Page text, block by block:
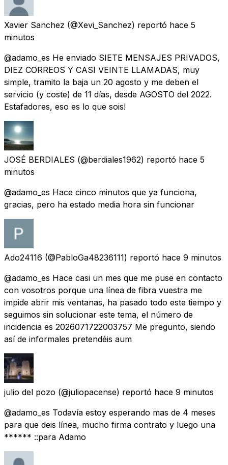
Xavier Sanchez (@Xevi_Sanchez) reportó hace 5
minutos
@adamo_es He enviado SIETE MENSAJES PRIVADOS,
DIEZ CORREOS Y CASI VEINTE LLAMADAS, muy
simple, tramito la baja un 20 agosto y me deben el
servicio (y coste) de 11 días, desde AGOSTO del 2022.
Estafadores, eso es lo que sois!
JOSÉ BERDIALES (@berdiales1962) reportó hace 5
minutos
@adamo_es Hace cinco minutos que ya funciona,
gracias, pero ha estado media hora sin funcionar
Ado24116 (@PabloGa48236111) reportó hace 9 minutos
@adamo_es Hace casi un mes que me puse en contacto
con vosotros porque una línea de fibra vuestra me
impide abrir mis ventanas, ha pasado todo este tiempo y
seguimos sin solucionar este tema, el número de
incidencia es 2026071722003757 Me pregunto, siendo
así de informales pretendéis aum
julio del pozo (@juliopacense) reportó hace 9 minutos
@adamo_es Todavía estoy esperando mas de 4 meses
para que deis línea, mucho firma contrato y luego una
****** ::para Adamo